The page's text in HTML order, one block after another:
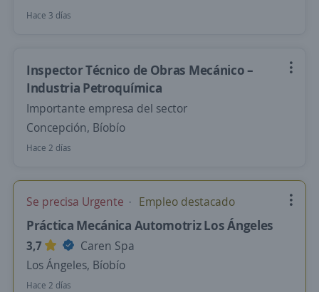
Hace 3 días
Inspector Técnico de Obras Mecánico –
Industria Petroquímica
Importante empresa del sector
Concepción, Bíobío
Hace 2 días
Se precisa Urgente Empleo destacado
Práctica Mecánica Automotriz Los Ángeles
3,7
Caren Spa
Los Ángeles, Bíobío
Hace 2 días